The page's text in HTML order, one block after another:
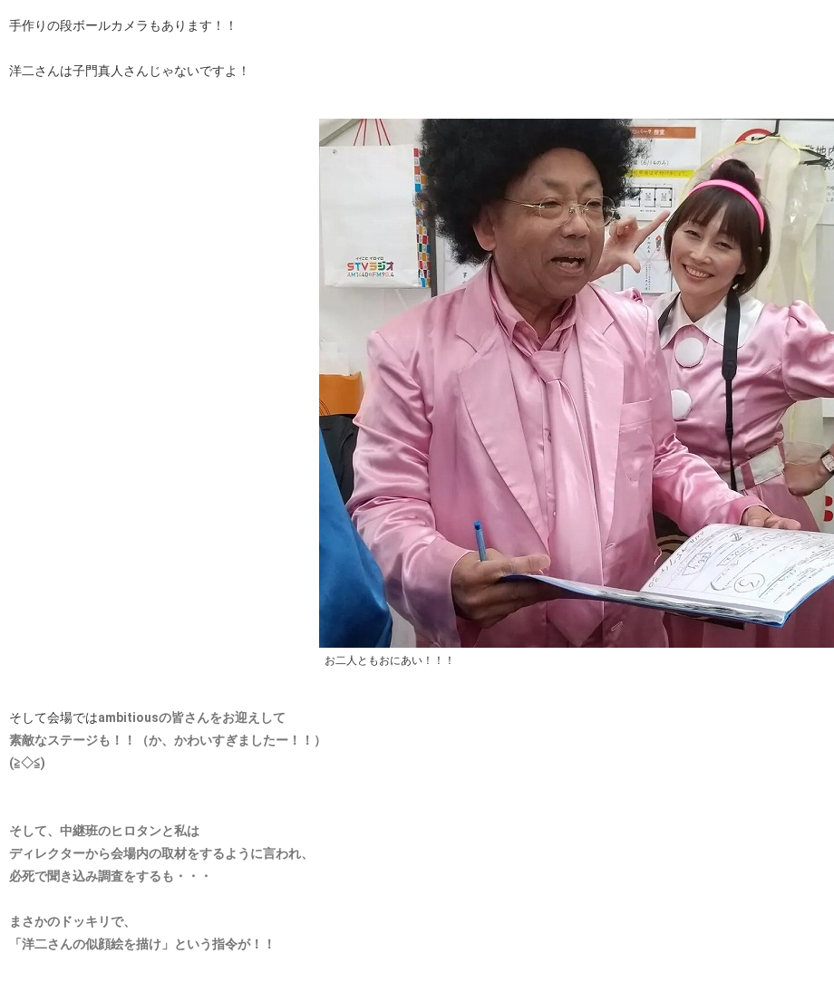
手作りの段ボールカメラもあります！！
洋二さんは子門真人さんじゃないですよ！
お二人ともおにあい！！！
そして会場ではambitiousの皆さんをお迎えして
素敵なステージも！！（か、かわいすぎましたー！！）
(≧◇≦)
そして、中継班のヒロタンと私は
ディレクターから会場内の取材をするように言われ、
必死で聞き込み調査をするも・・・
まさかのドッキリで、
「洋二さんの似顔絵を描け」という指令が！！